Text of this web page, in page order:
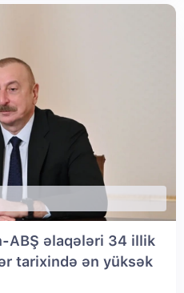
ABŞ əlaqələri 34 illik
tarixində ən yüksək